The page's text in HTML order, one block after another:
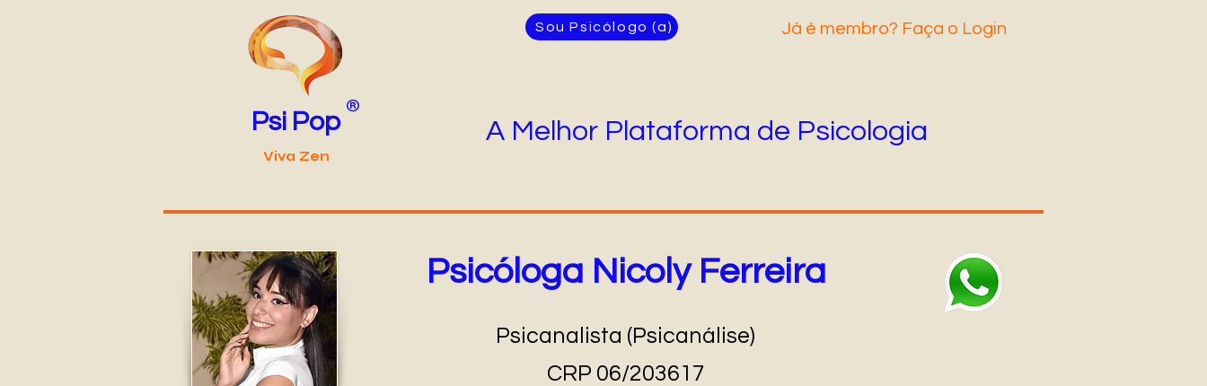
Psi Pop
®
Viva Zen
Sou Psicólogo (a) Já é membro? Faça o Login
A Melhor Plataforma de Psicologia
Psicóloga Nicoly Ferreira
CRP 06/203617
Psicanalista (Psicanálise)